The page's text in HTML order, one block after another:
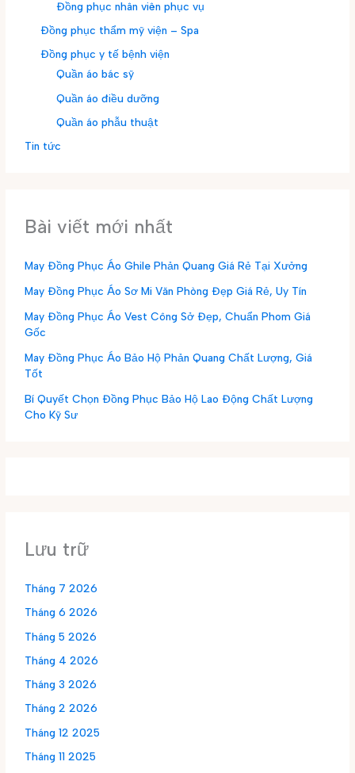
Đồng phục nhân viên phục vụ
Đồng phục thẩm mỹ viện – Spa
Đồng phục y tế bệnh viện
Quần áo bác sỹ
Quần áo điều dưỡng
Quần áo phẫu thuật
Tin tức
Bài viết mới nhất
May Đồng Phục Áo Ghile Phản Quang Giá Rẻ Tại Xưởng
May Đồng Phục Áo Sơ Mi Văn Phòng Đẹp Giá Rẻ, Uy Tín
May Đồng Phục Áo Vest Công Sở Đẹp, Chuẩn Phom Giá
Gốc
May Đồng Phục Áo Bảo Hộ Phản Quang Chất Lượng, Giá
Tốt
Bí Quyết Chọn Đồng Phục Bảo Hộ Lao Động Chất Lượng
Cho Kỹ Sư
Lưu trữ
Tháng 7 2026
Tháng 6 2026
Tháng 5 2026
Tháng 4 2026
Tháng 3 2026
Tháng 2 2026
Tháng 12 2025
Tháng 11 2025